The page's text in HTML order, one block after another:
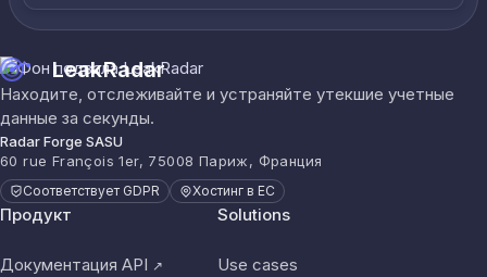
LeakRadar
Находите, отслеживайте и устраняйте утекшие учетные
данные за секунды.
Radar Forge SASU
60 rue François 1er, 75008 Париж, Франция
Соответствует GDPR Хостинг в ЕС
Продукт
Документация API ↗
Solutions
Use cases